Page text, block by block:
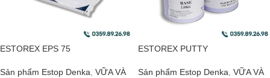
ESTOREX EPS 75
Sản phẩm Estop Denka VỮA VÀ
ESTOREX PUTTY
Sản phẩm Estop Denka VỮA VÀ